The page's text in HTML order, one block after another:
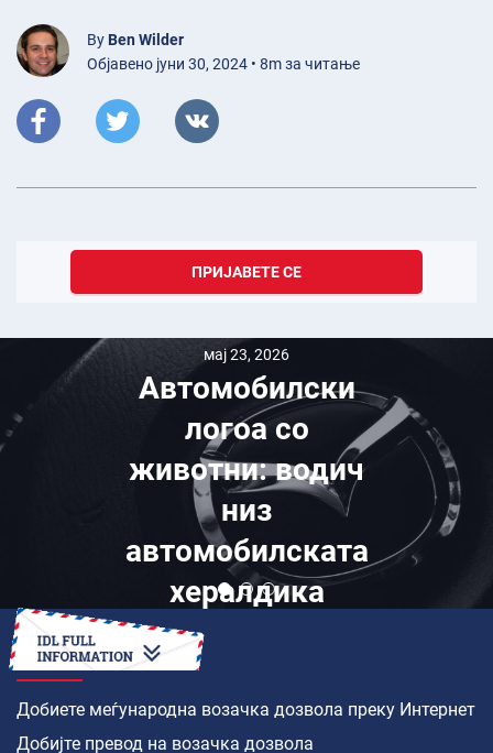
By Ben Wilder
Објавено јуни 30, 2024 • 8m за читање
ПРИЈАВЕТЕ СЕ
мај 23, 2026
Автомобилски
логоа со
животни: водич
низ
автомобилската
хералдика
КАКО ДА
Добиете меѓународна возачка дозвола преку Интернет
Добијте превод на возачка дозвола